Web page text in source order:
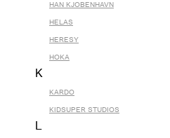
HAN KJOBENHAVN
HELAS
HERESY
HOKA
K
KARDO
KIDSUPER STUDIOS
L